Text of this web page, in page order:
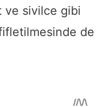
ve sivilce gibi
de